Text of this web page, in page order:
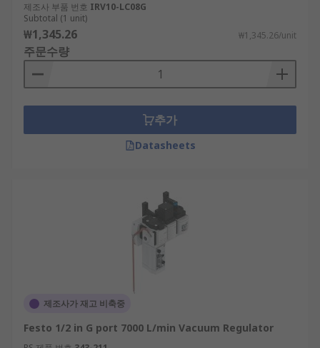
제조사 부품 번호 IRV10-LC08G
Subtotal (1 unit)
₩1,345.26 ₩1,345.26/unit
주문수량
추가
Datasheets
제조사가 재고 비축중
Festo 1/2 in G port 7000 L/min Vacuum Regulator